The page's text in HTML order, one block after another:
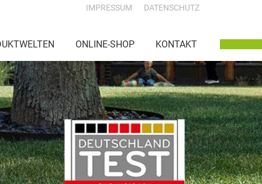
IMPRESSUM DATENSCHUTZ
ONLINE-SHOP KONTAKT